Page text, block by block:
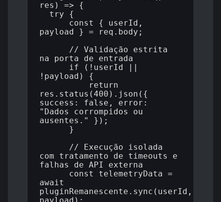
res) => {
payload } = req.body;
na porta de entrada
!payload) {
res.status(400).json({
success: false, error:
"Dados corrompidos ou
ausentes." });
com tratamento de timeouts e
falhas de API externa
await
pluginRemanescente.sync(userId,
payload);